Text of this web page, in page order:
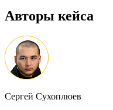
Авторы кейса
Сергей Сухоплюев